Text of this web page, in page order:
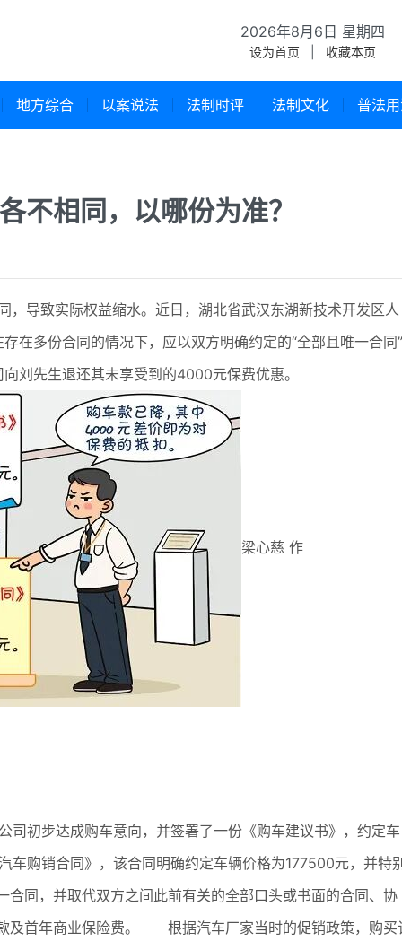
2026年8月6日 星期四
设为首页 收藏本页
地方综合 以案说法 法制时评 法制文化 普法
不相同，以哪份为准？
致实际权益缩水。近日，湖北省武汉东湖新技术开发区人
在多份合同的情况下，应以双方明确约定的“全部且唯一合同”
刘先生退还其未享受到的4000元保费优惠。
梁心慈 作
步达成购车意向，并签署了一份《购车建议书》，约定车
购销合同》，该合同明确约定车辆价格为177500元，并特别
合同，并取代双方之间此前有关的全部口头或书面的合同、协
及首年商业保险费。 根据汽车厂家当时的促销政策，购买